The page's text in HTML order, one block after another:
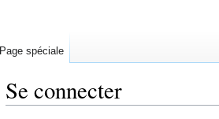
Se connecter
Page spéciale